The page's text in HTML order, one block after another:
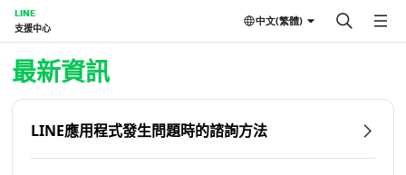
LINE
支援中心
中文(繁體)
首頁 | LINE支援中心
最新資訊
LINE應用程式發生問題時的諮詢方法